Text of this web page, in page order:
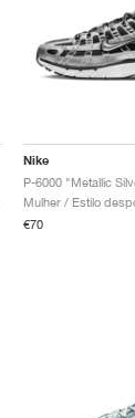
Nike
P-6000 "Metallic
€70